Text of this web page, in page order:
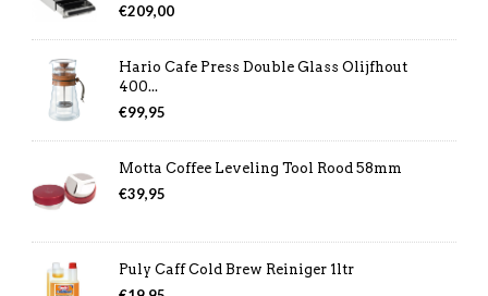
€209,00
Hario Cafe Press Double Glass Olijfhout
400...
€99,95
Motta Coffee Leveling Tool Rood 58mm
€39,95
Puly Caff Cold Brew Reiniger 1ltr